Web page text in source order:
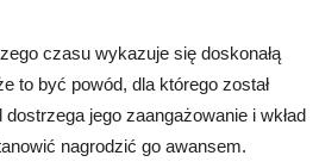
czasu wykazuje się doskonałą
to być powód, dla którego został
jego zaangażowanie i wkład
nagrodzić go awansem.